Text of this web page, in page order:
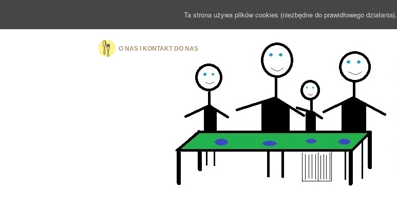
O NAS I KONTAKT DO NAS
Ta strona używa plików cookies (niezbędne do prawidłowego działania).